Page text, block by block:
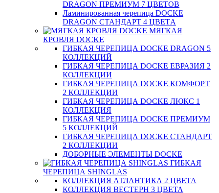
DRAGON ПРЕМИУМ 7 ЦВЕТОВ
Ламинированная черепица DOCKE
DRAGON СТАНДАРТ 4 ЦВЕТA
МЯГКАЯ
КРОВЛЯ DOCKE
ГИБКАЯ ЧЕРЕПИЦА DOCKE DRAGON 5
КОЛЛЕКЦИЙ
ГИБКАЯ ЧЕРЕПИЦА DOCKE ЕВРАЗИЯ 2
КОЛЛЕКЦИИ
ГИБКАЯ ЧЕРЕПИЦА DOCKE КОМФОРТ
2 КОЛЛЕКЦИИ
ГИБКАЯ ЧЕРЕПИЦА DOCKE ЛЮКС 1
КОЛЛЕКЦИЯ
ГИБКАЯ ЧЕРЕПИЦА DOCKE ПРЕМИУМ
5 КОЛЛЕКЦИЙ
ГИБКАЯ ЧЕРЕПИЦА DOCKE СТАНДАРТ
2 КОЛЛЕКЦИИ
ДОБОРНЫЕ ЭЛЕМЕНТЫ DOCKE
ГИБКАЯ
ЧЕРЕПИЦА SHINGLAS
КОЛЛЕКЦИЯ АТЛАНТИКА 2 ЦВЕТА
КОЛЛЕКЦИЯ ВЕСТЕРН 3 ЦВЕТА